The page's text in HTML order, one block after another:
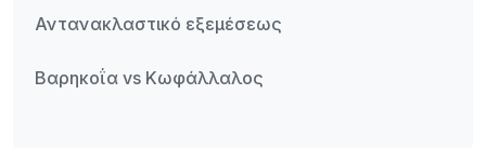
Αντανακλαστικό εξεμέσεως
Βαρηκοΐα vs Κωφάλλαλος